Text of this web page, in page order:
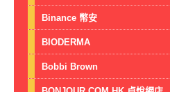
Binance 幣安
BIODERMA
Bobbi Brown